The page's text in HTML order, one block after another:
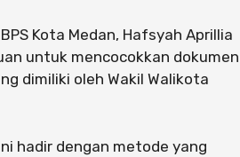
Kota Medan, Hafsyah Aprillia
untuk mencocokkan dokumen
dimiliki oleh Wakil Walikota
hadir dengan metode yang